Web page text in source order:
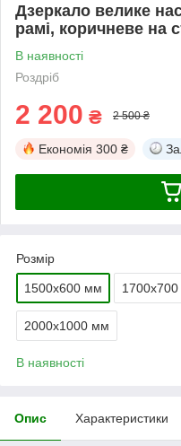
Дзеркало велике
рамі, коричневе на
В наявності
Роздріб
2 200 ₴ 2 500 ₴
Економія 300 ₴
Розмір
1500х600 мм
2000х1000 мм
В наявності
Опис Характеристики